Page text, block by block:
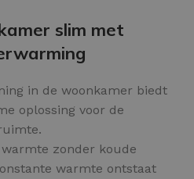
slim met
in de woonkamer biedt
oplossing voor de
zonder koude
warmte ontstaat